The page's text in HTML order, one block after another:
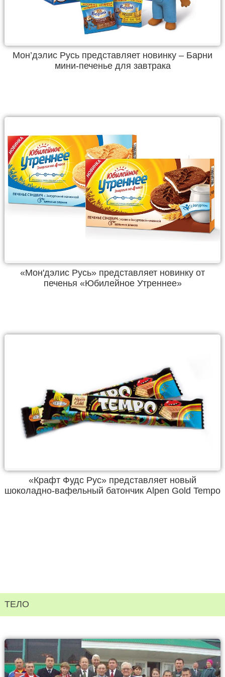
Мон’дэлис Русь представляет новинку – Барни
мини-печенье для завтрака
«Мон'дэлис Русь» представляет новинку от
печенья «Юбилейное Утреннее»
«Крафт Фудс Рус» представляет новый
шоколадно-вафельный батончик Alpen Gold Tempo
ТЕЛО